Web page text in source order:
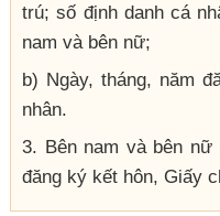
trú; số định danh cá
nam và bên nữ;
b) Ngày, tháng, năm
nhân.
3. Bên nam và bên
đăng ký kết hôn, Giấy